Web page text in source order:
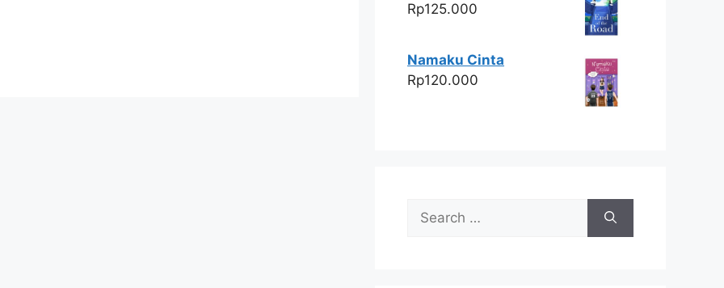
Rp125.000
Namaku Cinta
Rp120.000
Search
for: